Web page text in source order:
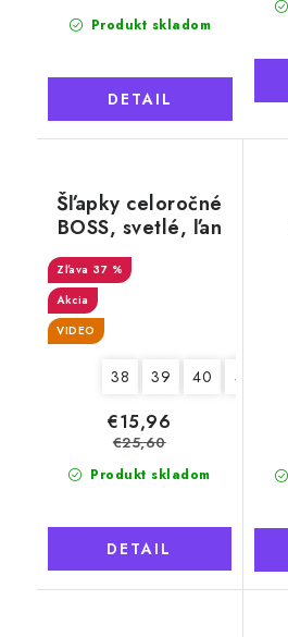
Produkt skladom
DETAIL
Šľapky celoročné
BOSS, svetlé, ľan
37 %
Akcia
VIDEO
38 39 40 41
Produkt skladom
€15,96
€25,60
DETAIL